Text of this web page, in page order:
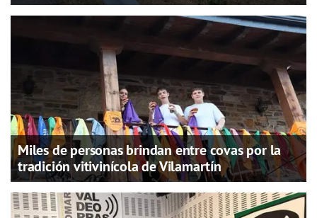
Miles de personas brindan entre covas por la
tradición vitivinícola de Vilamartín